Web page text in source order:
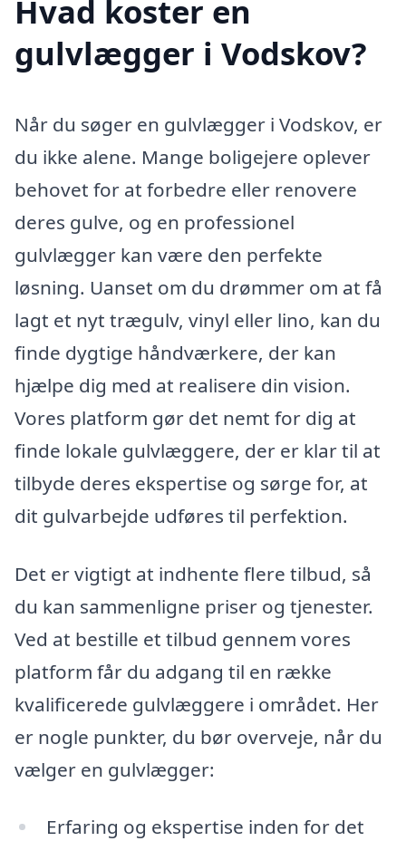
Hvad koster en
gulvlægger i Vodskov?
Når du søger en gulvlægger i Vodskov, er
du ikke alene. Mange boligejere oplever
behovet for at forbedre eller renovere
deres gulve, og en professionel
gulvlægger kan være den perfekte
løsning. Uanset om du drømmer om at få
lagt et nyt trægulv, vinyl eller lino, kan du
finde dygtige håndværkere, der kan
hjælpe dig med at realisere din vision.
Vores platform gør det nemt for dig at
finde lokale gulvlæggere, der er klar til at
tilbyde deres ekspertise og sørge for, at
dit gulvarbejde udføres til perfektion.
Det er vigtigt at indhente flere tilbud, så
du kan sammenligne priser og tjenester.
Ved at bestille et tilbud gennem vores
platform får du adgang til en række
kvalificerede gulvlæggere i området. Her
er nogle punkter, du bør overveje, når du
vælger en gulvlægger:
Erfaring og ekspertise inden for det